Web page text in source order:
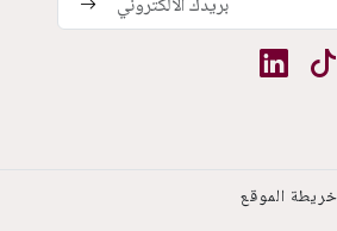
خريطة الموقع